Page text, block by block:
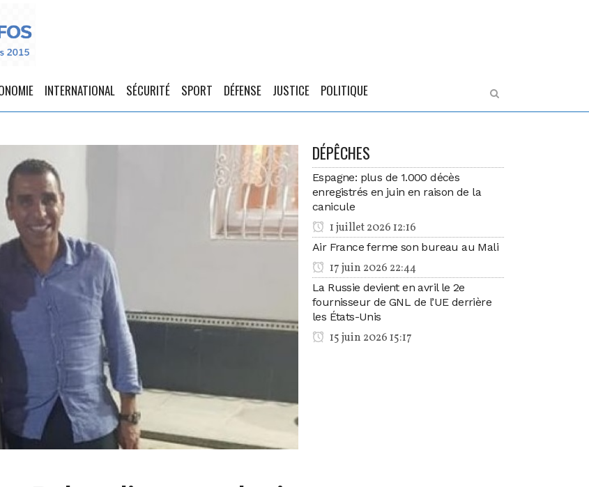
INTERNATIONAL SÉCURITÉ SPORT DÉFENSE JUSTICE POLITIQUE
DÉPÊCHES
Espagne: plus de 1.000 décès
enregistrés en juin en raison de la
canicule
1 juillet 2026 12:16
Air France ferme son bureau au Mali
17 juin 2026 22:44
La Russie devient en avril le 2e
fournisseur de GNL de l’UE derrière
les États-Unis
15 juin 2026 15:17